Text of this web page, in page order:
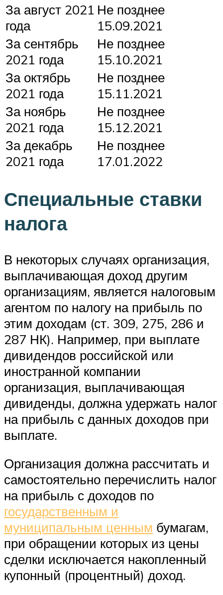
За август 2021
года
Не позднее
15.09.2021
За сентябрь
2021 года
Не позднее
15.10.2021
За октябрь
2021 года
Не позднее
15.11.2021
За ноябрь
2021 года
Не позднее
15.12.2021
За декабрь
2021 года
Не позднее
17.01.2022
Специальные ставки
налога
В некоторых случаях организация,
выплачивающая доход другим
организациям, является налоговым
агентом по налогу на прибыль по
этим доходам (ст. 309, 275, 286 и
287 НК). Например, при выплате
дивидендов российской или
иностранной компании
организация, выплачивающая
дивиденды, должна удержать налог
на прибыль с данных доходов при
выплате.
Организация должна рассчитать и
самостоятельно перечислить налог
на прибыль с доходов по
государственным и
муниципальным ценным бумагам,
при обращении которых из цены
сделки исключается накопленный
купонный (процентный) доход.